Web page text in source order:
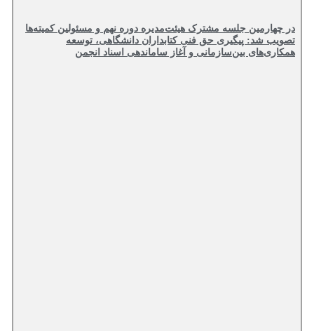
در چهارمین جلسه مشترک هیئت‌مدیره دوره نهم و مسئولین کمیته‌ها
تصویب شد: پیگیری حق فنی کتابداران دانشگاهی، توسعه
همکاری‌های بین‌سازمانی و آغاز ساماندهی اسناد انجمن